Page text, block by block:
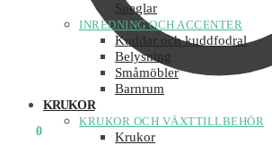
0
Speglar
INREDNING OCH ACCENTER
Kuddar och kuddfodral
Belysning
Småmöbler
Barnrum
KRUKOR
KRUKOR OCH VÄXTTILLBEHÖR
Krukor